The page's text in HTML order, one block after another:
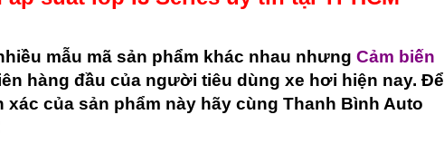
tại
số
lượng
mẫu mã sản phẩm khác nhau nhưng Cảm biến
hàng đầu của người tiêu dùng xe hơi hiện nay. Để
của sản phẩm này hãy cùng Thanh Bình Auto